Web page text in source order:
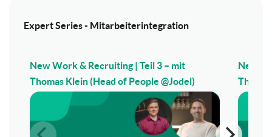
Expert Series - Mitarbeiterintegration
New Work & Recruiting | Teil 3 – mit
Thomas Klein (Head of People @Jodel)
New